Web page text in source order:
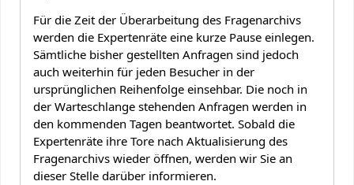
Für die Zeit der Überarbeitung des Fragenarchivs
werden die Expertenräte eine kurze Pause einlegen.
Sämtliche bisher gestellten Anfragen sind jedoch
auch weiterhin für jeden Besucher in der
ursprünglichen Reihenfolge einsehbar. Die noch in
der Warteschlange stehenden Anfragen werden in
den kommenden Tagen beantwortet. Sobald die
Expertenräte ihre Tore nach Aktualisierung des
Fragenarchivs wieder öffnen, werden wir Sie an
dieser Stelle darüber informieren.